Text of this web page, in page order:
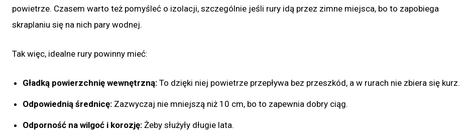
powietrze. Czasem warto też pomyśleć o izolacji, szczególnie jeśli rury idą przez zimne miejsca, bo to zapobiega
skraplaniu się na nich pary wodnej.
Tak więc, idealne rury powinny mieć:
Gładką powierzchnię wewnętrzną: To dzięki niej powietrze przepływa bez przeszkód, a w rurach nie zbiera się kurz.
Odpowiednią średnicę: Zazwyczaj nie mniejszą niż 10 cm, bo to zapewnia dobry ciąg.
Odporność na wilgoć i korozję: Żeby służyły długie lata.